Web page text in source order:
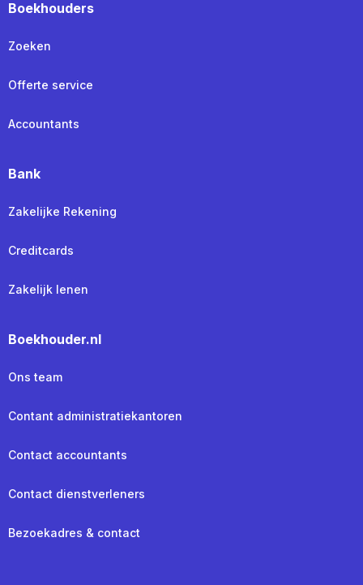
Boekhouders
Zoeken
Offerte service
Accountants
Bank
Zakelijke Rekening
Creditcards
Zakelijk lenen
Boekhouder.nl
Ons team
Contant administratiekantoren
Contact accountants
Contact dienstverleners
Bezoekadres & contact